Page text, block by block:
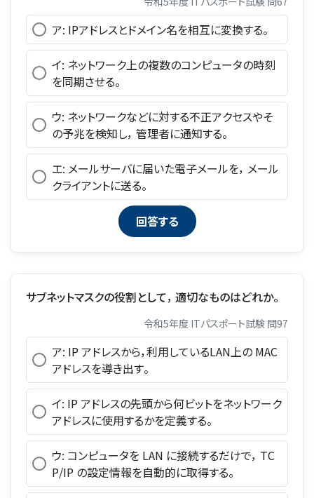
ア: IPアドレスとドメイン名を相互に変換する。
イ: ネットワーク上の複数のコンピュータの時刻
を同期させる。
ウ: ネットワークなどに対する不正アクセスやそ
の予兆を検知し， 管理者に通知する。
エ: メールサーバに届いた電子メールを， メール
クライアントに送る。
サブネットマスクの役割として， 適切なものはどれか。
令和5年度 ITパスポート試験 問97
ア: IP アドレスから，利用しているLAN上の MAC
アドレスを導き出す。
イ: IP アドレスの先頭から何ビットをネットワーク
アドレスに使用するかを定義する。
ウ: コンピュータを LAN に接続するだけで， TC
P/IP の設定情報を自動的に取得する。